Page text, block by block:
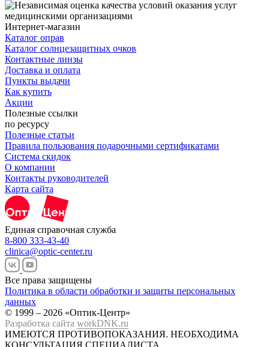
Интернет-магазин
Каталог оправ
Каталог солнцезащитных очков
Контактные линзы
Доставка и оплата
Пункты выдачи
Как купить
Акции
Полезные ссылки
по ресурсу
Полезные статьи
Правила пользования подарочными сертификатами
Система скидок
О компании
Контакты руководителей
Карта сайта
Единая справочная служба
8-800 333-43-40
clinica@optic-center.ru
Все права защищены
Политика в области обработки и защиты персональных
данных
© 1999 – 2026 «Оптик-Центр»
Разработка сайта workDNK.ru
ИМЕЮТСЯ ПРОТИВОПОКАЗАНИЯ. НЕОБХОДИМА
КОНСУЛЬТАЦИЯ СПЕЦИАЛИСТА